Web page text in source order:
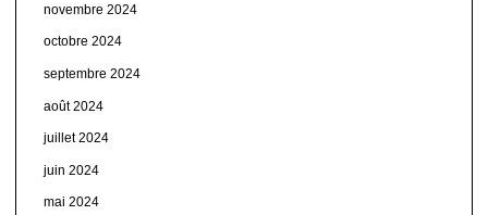
novembre 2024
octobre 2024
septembre 2024
août 2024
juillet 2024
juin 2024
mai 2024